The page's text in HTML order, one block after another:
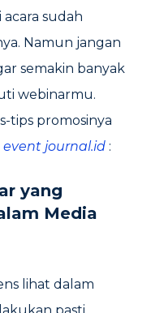
sudah
Namun jangan
semakin banyak
webinarmu.
tips promosinya
event journal.id :
yang
Media
lihat dalam